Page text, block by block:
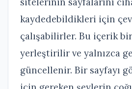
kaydedebildikleri için
çalışabilirler. Bu içerik bir
yerleştirilir ve yalnızca
güncellenir. Bir sayfayı